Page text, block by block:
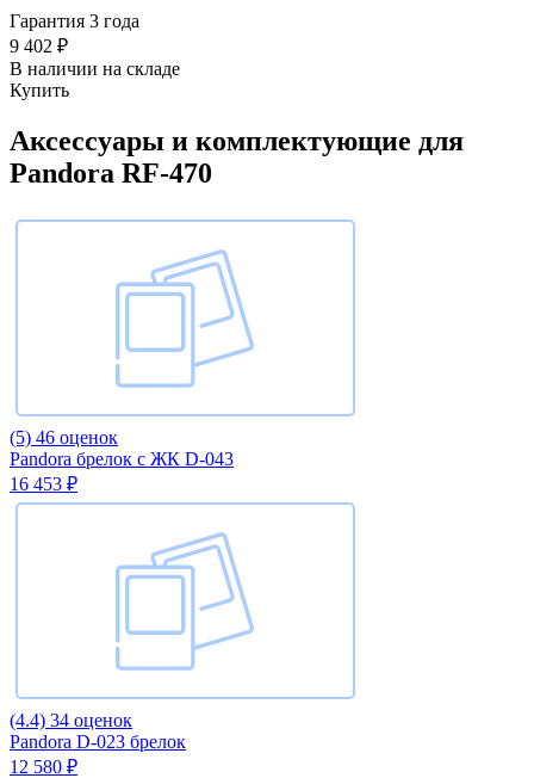
Гарантия 3 года
9 402 ₽
В наличии на складе
Купить
Аксессуары и комплектующие для
Pandora RF-470
(5) 46 оценок
Pandora брелок с ЖК D-043
16 453 ₽
(4.4) 34 оценок
Pandora D-023 брелок
12 580 ₽